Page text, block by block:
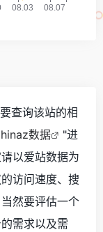
查询该站的相
数据
"进
以爱站数据为
访问速度、搜
然要评估一个
需求以及需